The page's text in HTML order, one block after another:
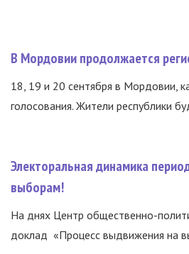
В Мордовии продолжается
18, 19 и 20 сентября в Мордовии,
голосования. Жители республики
Электоральная динамика
выборам!
На днях Центр общественно-
доклад «Процесс выдвижения на